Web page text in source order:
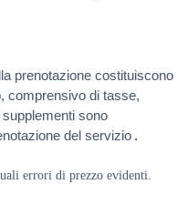
prenotazione costituiscono
comprensivo di tasse,
sono
del servizio .
errori di prezzo evidenti.